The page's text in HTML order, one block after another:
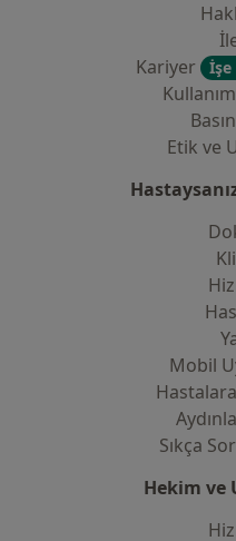
Kariyer
İşe
Etik ve
Mobil
Sıkça
Hekim ve